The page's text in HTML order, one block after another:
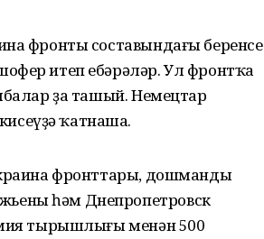
фронты составындағы беренсе
итеп ебәрәләр. Ул фронтҡа
ҙа ташый. Немецтар
ҡатнаша.
фронттары, дошмандың
һәм Днепропетровск
тырышлығы менән 500